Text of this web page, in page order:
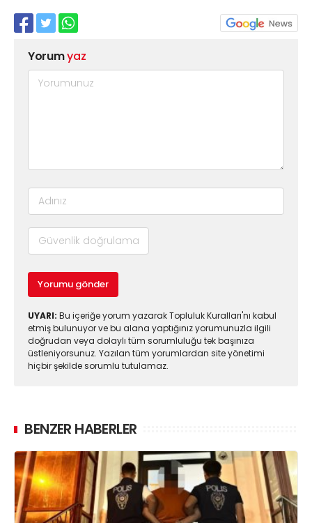
Yorumyaz
Yorumu gönder
UYARI: Bu içeriğe yorum yazarak Topluluk Kuralları'nı kabul
etmiş bulunuyor ve bu alana yaptığınız yorumunuzla ilgili
doğrudan veya dolaylı tüm sorumluluğu tek başınıza
üstleniyorsunuz. Yazılan tüm yorumlardan site yönetimi
hiçbir şekilde sorumlu tutulamaz.
BENZER HABERLER